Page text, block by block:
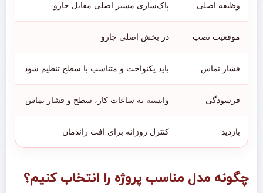
وظیفه اصلی پاک‌سازی مسیر اصلی مقابل جارو
موقعیت نصب در بخش اصلی جارو
فشار تماس باید یکنواخت و متناسب با سطح تنظیم شود
فرسودگی وابسته به ساعات کار، سطح و فشار تماس
بازدید کنترل روزانه برای افت راندمان
چگونه مدل مناسب پروژه را انتخاب کنیم؟